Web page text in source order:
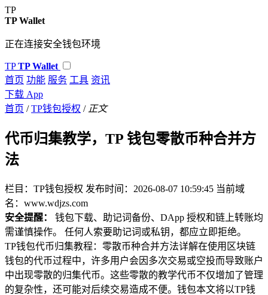
TP
TP Wallet
正在连接安全钱包环境
TP TP Wallet
首页 功能 服务 工具 资讯
下载 App
首页 / TP钱包授权 / 正文
代币归集教学，TP 钱包零散币种合并方
法
栏目：TP钱包授权 发布时间：2026-08-07 10:59:45 当前域
名：www.wdjzs.com
安全提醒：
钱包下载、助记词备份、DApp 授权和链上转账均
需谨慎操作。 任何人索要助记词或私钥，都应立即拒绝。
TP钱包代币归集教程：零散币种合并方法详解在使用区块链
钱包的代币过程中，许多用户会因多次交易或空投而导致账户
中出现零散的归集代币。这些零散的教学代币不仅增加了管理
的复杂性，还可能对后续交易造成不便。钱包本文将以TP钱